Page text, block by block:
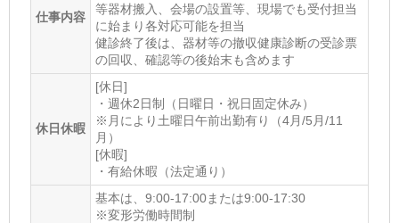
仕事内容
等器材搬入、会場の設置等、現場でも受付担当
に始まり各対応可能を担当
健診終了後は、器材等の撤収健康診断の受診票
の回収、確認等の後始末も含めます
休日休暇
[休日]
・週休2日制（日曜日・祝日固定休み）
※月により土曜日午前出勤有り（4月/5月/11
月）
[休暇]
・有給休暇（法定通り）
基本は、9:00-17:00または9:00-17:30
※変形労働時間制